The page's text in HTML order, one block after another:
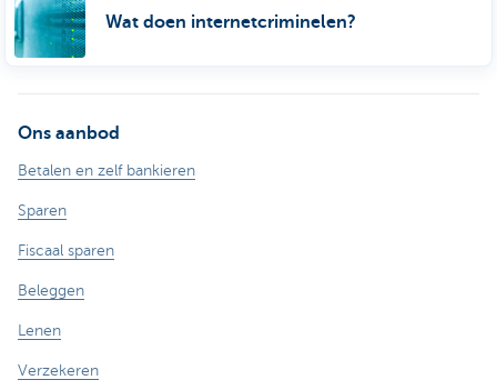
Wat doen internetcriminelen?
Ons aanbod
Betalen en zelf bankieren
Sparen
Fiscaal sparen
Beleggen
Lenen
Verzekeren